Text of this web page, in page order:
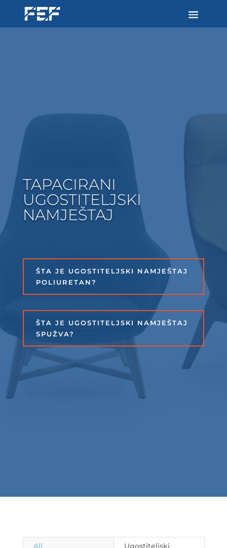
TAPACIRANI
UGOSTITELJSKI
NAMJEŠTAJ
ŠTA JE UGOSTITELJSKI NAMJEŠTAJ
POLIURETAN?
ŠTA JE UGOSTITELJSKI NAMJEŠTAJ
SPUŽVA?
All Ugostiteljski